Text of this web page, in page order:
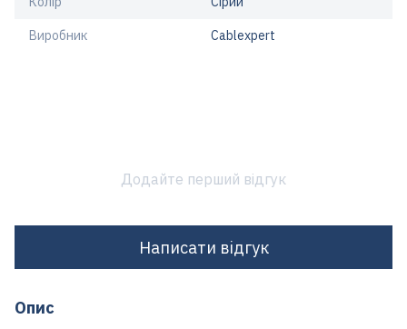
Виробник Cablexpert
Додайте перший відгук
Написати відгук
Опис